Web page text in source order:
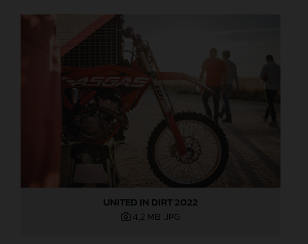
UNITED IN DIRT 2022
4,2 MB .JPG